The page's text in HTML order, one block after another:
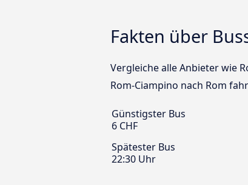
Fakten über
Vergleiche alle Anbieter wie
Rom-Ciampino nach Rom
Günstigster Bus
6 CHF
Spätester Bus
22:30 Uhr